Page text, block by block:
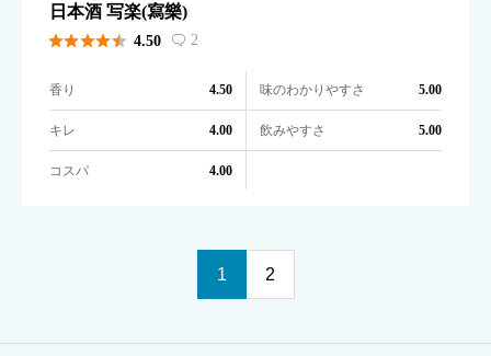
日本酒 写楽(寫樂)
 4.50  2
香り 4.50 味のわかりやすさ 5.00
キレ 4.00 飲みやすさ 5.00
コスパ 4.00
1 2